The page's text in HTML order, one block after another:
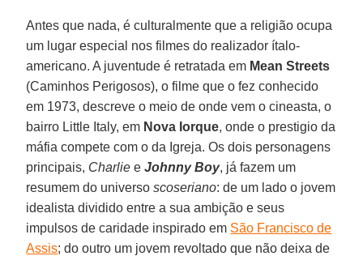
Antes que nada, é culturalmente que a religião ocupa
um lugar especial nos filmes do realizador ítalo-
americano. A juventude é retratada em Mean Streets
(Caminhos Perigosos), o filme que o fez conhecido
em 1973, descreve o meio de onde vem o cineasta, o
bairro Little Italy, em Nova Iorque, onde o prestigio da
máfia compete com o da Igreja. Os dois personagens
principais, Charliee Johnny Boy, já fazem um
resumem do universoscoseriano: de um lado o jovem
idealista dividido entre a sua ambição e seus
impulsos de caridade inspirado em São Francisco de
Assis; do outro um jovem revoltado que não deixa de